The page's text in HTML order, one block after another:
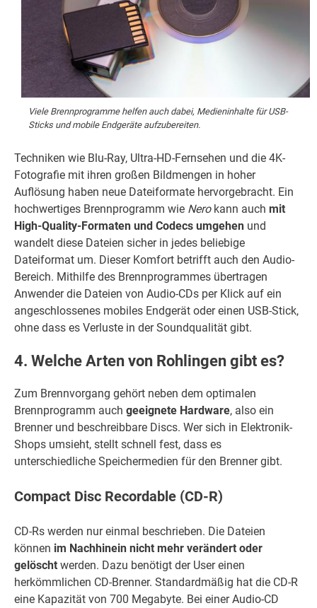
Viele Brennprogramme helfen auch dabei, Medieninhalte für USB-
Sticks und mobile Endgeräte aufzubereiten.
Techniken wie Blu-Ray, Ultra-HD-Fernsehen und die 4K-
Fotografie mit ihren großen Bildmengen in hoher
Auflösung haben neue Dateiformate hervorgebracht. Ein
hochwertiges Brennprogramm wie Nerokann auch mit
High-Quality-Formaten und Codecs umgehen und
wandelt diese Dateien sicher in jedes beliebige
Dateiformat um. Dieser Komfort betrifft auch den Audio-
Bereich. Mithilfe des Brennprogrammes übertragen
Anwender die Dateien von Audio-CDs per Klick auf ein
angeschlossenes mobiles Endgerät oder einen USB-Stick,
ohne dass es Verluste in der Soundqualität gibt.
4. Welche Arten von Rohlingen gibt es?
Zum Brennvorgang gehört neben dem optimalen
Brennprogramm auch geeignete Hardware, also ein
Brenner und beschreibbare Discs. Wer sich in Elektronik-
Shops umsieht, stellt schnell fest, dass es
unterschiedliche Speichermedien für den Brenner gibt.
Compact Disc Recordable (CD-R)
CD-Rs werden nur einmal beschrieben. Die Dateien
können im Nachhinein nicht mehr verändert oder
gelöscht werden. Dazu benötigt der User einen
herkömmlichen CD-Brenner. Standardmäßig hat die CD-R
eine Kapazität von 700 Megabyte. Bei einer Audio-CD